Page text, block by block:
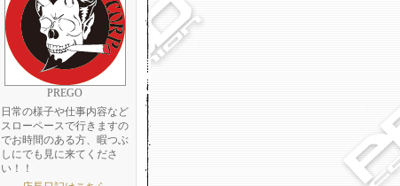
PREGO
日常の様子や仕事内容など
スローペースで行きますの
でお時間のある方、暇つぶ
しにでも見に来てくださ
い！！